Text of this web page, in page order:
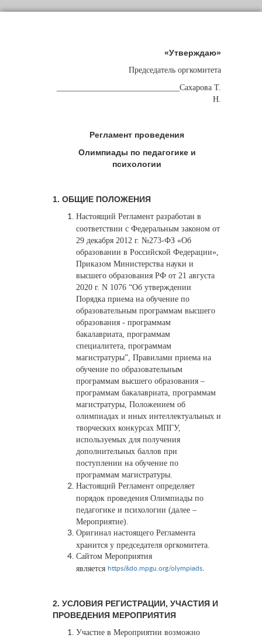
«Утверждаю»
Председатель оргкомитета
______________________________Сахарова Т.
Н.
Регламент проведения
Олимпиады по педагогике и
психологии
1. ОБЩИЕ ПОЛОЖЕНИЯ
Настоящий Регламент разработан в
соответствии с Федеральным законом от
29 декабря 2012 г. №273-ФЗ «Об
образовании в Российской Федерации»,
Приказом Министерства науки и
высшего образования РФ от 21 августа
2020 г. N 1076 “Об утверждении
Порядка приема на обучение по
образовательным программам высшего
образования - программам
бакалавриата, программам
специалитета, программам
магистратуры”, Правилами приема на
обучение по образовательным
программам высшего образования –
программам бакалавриата, программам
магистратуры, Положением об
олимпиадах и иных интеллектуальных и
творческих конкурсах MПГУ,
используемых для получения
дополнительных баллов при
поступлении на обучение по
программам магистратуры.
Настоящий Регламент определяет
порядок проведения Олимпиады по
педагогике и психологии (далее –
Мероприятие).
Оригинал настоящего Регламента
хранится у председателя оргкомитета.
Сайтом Мероприятия
является https://sdo.mpgu.org/olympiads.
2. УСЛОВИЯ РЕГИСТРАЦИИ, УЧАСТИЯ И
ПРОВЕДЕНИЯ МЕРОПРИЯТИЯ
Участие в Мероприятии возможно